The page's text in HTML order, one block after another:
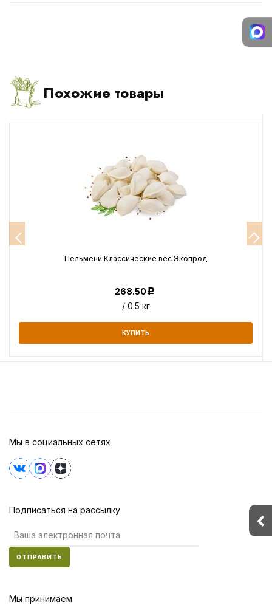
Похожие товары
Пельмени Классические вес Экопрод
268.50Р
/ 0.5 кг
КУПИТЬ
Мы в социальных сетях
Подписаться на рассылку
ОТПРАВИТЬ
Мы принимаем